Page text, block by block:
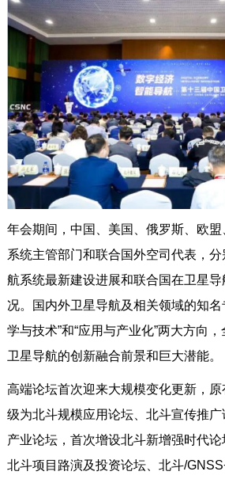
年会期间，中国、美国、俄罗斯、欧
系统主管部门和联合国外空司代表，
航系统最新建设进展和联合国在卫星
况。国内外卫星导航及相关领域的知名
学与技术”和“应用与产业化”两大方向
卫星导航的创新融合前景和巨大潜能。
高端论坛首次迎来大规模变化更新，
级为北斗规模应用论坛、北斗宣传推
产业论坛，首次增设北斗新增强时代论
北斗项目路演及投资论坛、北斗/